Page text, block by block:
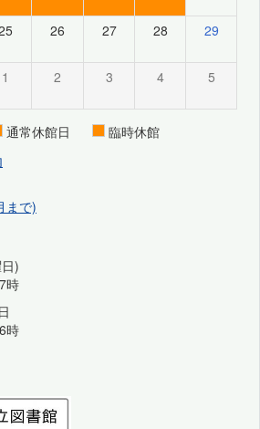
26 27 28 29
1 2 3 4 5
通常休館日
臨時休館
まで)
日)
時
時